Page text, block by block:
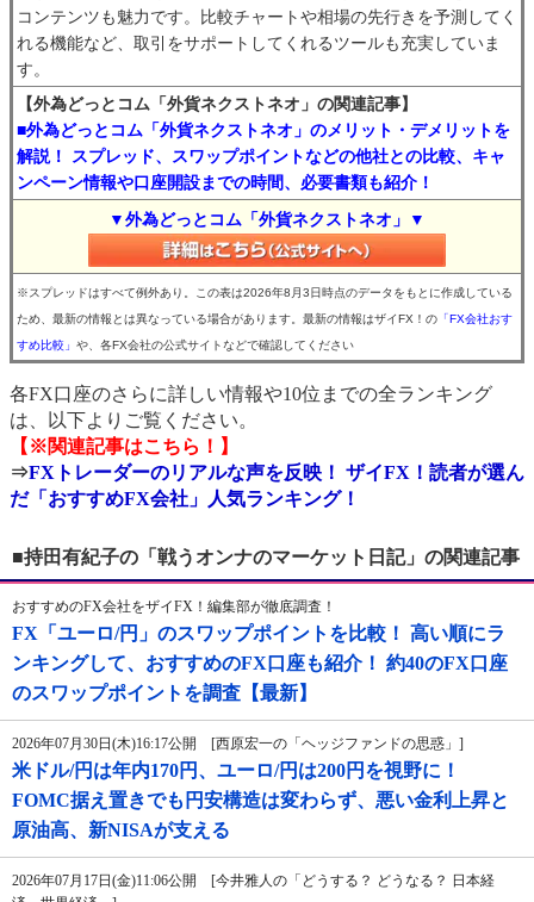
コンテンツも魅力です。比較チャートや相場の先行きを予測してく
れる機能など、取引をサポートしてくれるツールも充実していま
す。
【外為どっとコム「外貨ネクストネオ」の関連記事】
■外為どっとコム「外貨ネクストネオ」のメリット・デメリットを
解説！ スプレッド、スワップポイントなどの他社との比較、キャ
ンペーン情報や口座開設までの時間、必要書類も紹介！
▼外為どっとコム「外貨ネクストネオ」▼
※スプレッドはすべて例外あり。この表は2026年8月3日時点のデータをもとに作成している
ため、最新の情報とは異なっている場合があります。最新の情報はザイFX！の 「FX会社おす
すめ比較」 や、各FX会社の公式サイトなどで確認してください
各FX口座のさらに詳しい情報や10位までの全ランキング
は、以下よりご覧ください。
【※関連記事はこちら！】
⇒FXトレーダーのリアルな声を反映！ ザイFX！読者が選ん
だ「おすすめFX会社」人気ランキング！
■持田有紀子の「戦うオンナのマーケット日記」の関連記事
おすすめのFX会社をザイFX！編集部が徹底調査！
FX「ユーロ/円」のスワップポイントを比較！ 高い順にラ
ンキングして、おすすめのFX口座も紹介！ 約40のFX口座
のスワップポイントを調査【最新】
2026年07月30日(木)16:17公開 [西原宏一の「ヘッジファンドの思惑」]
米ドル/円は年内170円、ユーロ/円は200円を視野に！
FOMC据え置きでも円安構造は変わらず、悪い金利上昇と
原油高、新NISAが支える
2026年07月17日(金)11:06公開 [今井雅人の「どうする？ どうなる？ 日本経